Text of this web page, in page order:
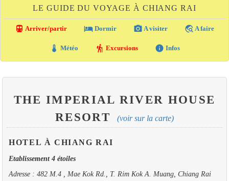
LE GUIDE DU VOYAGE À CHIANG RAI
directions_transit Arriver/partir local_hotel Dormir photo_camera A visiter travel_explore A faire
thermostat Météo hiking Excursions info Infos
THE IMPERIAL RIVER HOUSE
RESORT
(voir sur la carte)
HOTEL À CHIANG RAI
Etablissement 4 étoiles
Adresse : 482 M.4 , Mae Kok Rd., T. Rim Kok A. Muang, Chiang Rai